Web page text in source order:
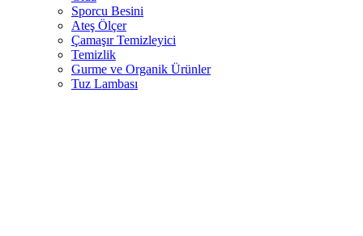
Sporcu Besini
Ateş Ölçer
Çamaşır Temizleyici
Temizlik
Gurme ve Organik Ürünler
Tuz Lambası